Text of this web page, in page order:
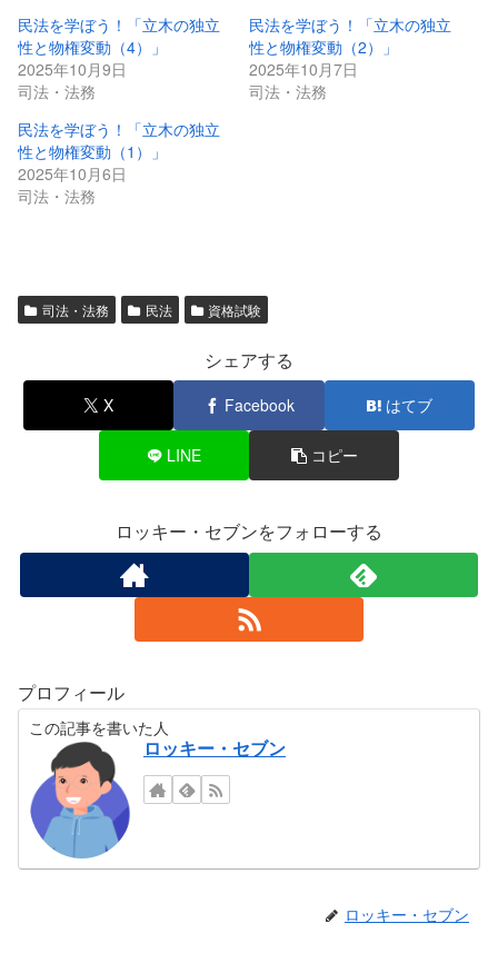
民法を学ぼう！「立木の独立
性と物権変動（4）」
2025年10月9日
司法・法務
民法を学ぼう！「立木の独立
性と物権変動（2）」
2025年10月7日
司法・法務
民法を学ぼう！「立木の独立
性と物権変動（1）」
2025年10月6日
司法・法務
司法・法務 民法 資格試験
シェアする
X Facebook はてブ
LINE コピー
ロッキー・セブンをフォローする
プロフィール
この記事を書いた人
ロッキー・セブン
ロッキー・セブン